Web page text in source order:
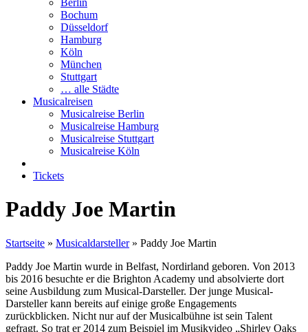
Berlin
Bochum
Düsseldorf
Hamburg
Köln
München
Stuttgart
… alle Städte
Musicalreisen
Musicalreise Berlin
Musicalreise Hamburg
Musicalreise Stuttgart
Musicalreise Köln
Tickets
Paddy Joe Martin
Startseite » Musicaldarsteller» Paddy Joe Martin
Paddy Joe Martin wurde in Belfast, Nordirland geboren. Von 2013
bis 2016 besuchte er die Brighton Academy und absolvierte dort
seine Ausbildung zum Musical-Darsteller. Der junge Musical-
Darsteller kann bereits auf einige große Engagements
zurückblicken. Nicht nur auf der Musicalbühne ist sein Talent
gefragt. So trat er 2014 zum Beispiel im Musikvideo „Shirley Oaks